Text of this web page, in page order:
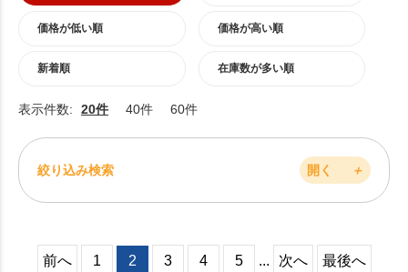
価格が低い順 価格が高い順
新着順 在庫数が多い順
表示件数: 20件 40件 60件
絞り込み検索 開く ＋
前へ 1 2 3 4 5 ... 次へ 最後へ